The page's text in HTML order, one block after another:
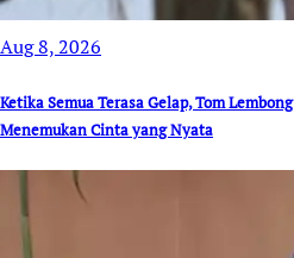
Aug 8, 2026
Ketika Semua Terasa Gelap, Tom Lembong
Menemukan Cinta yang Nyata